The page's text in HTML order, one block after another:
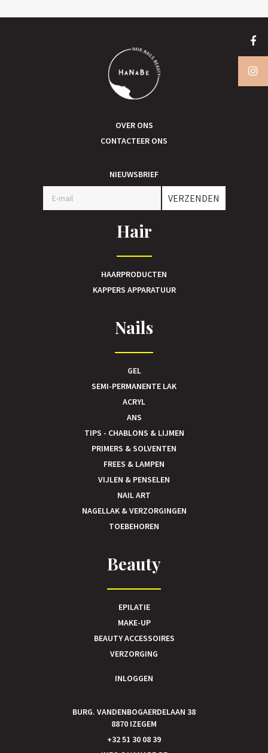
OVER ONS
CONTACTEER ONS
NIEUWSBRIEF
VERZENDEN
Hair
HAARPRODUCTEN
KAPPERS APPARATUUR
Nails
GEL
SEMI-PERMANENTE LAK
ACRYL
ANS
TIPS - CHABLONS & LIJMEN
PRIMERS & SOLVENTEN
FREES & LAMPEN
VIJLEN & PENSELEN
NAIL ART
NAGELLAK & VERZORGINGEN
TOEBEHOREN
Beauty
EPILATIE
MAKE-UP
BEAUTY ACCESSOIRES
VERZORGING
INLOGGEN
BURG. VANDENBOGAERDELAAN 38
8870 IZEGEM
+32 51 30 08 39